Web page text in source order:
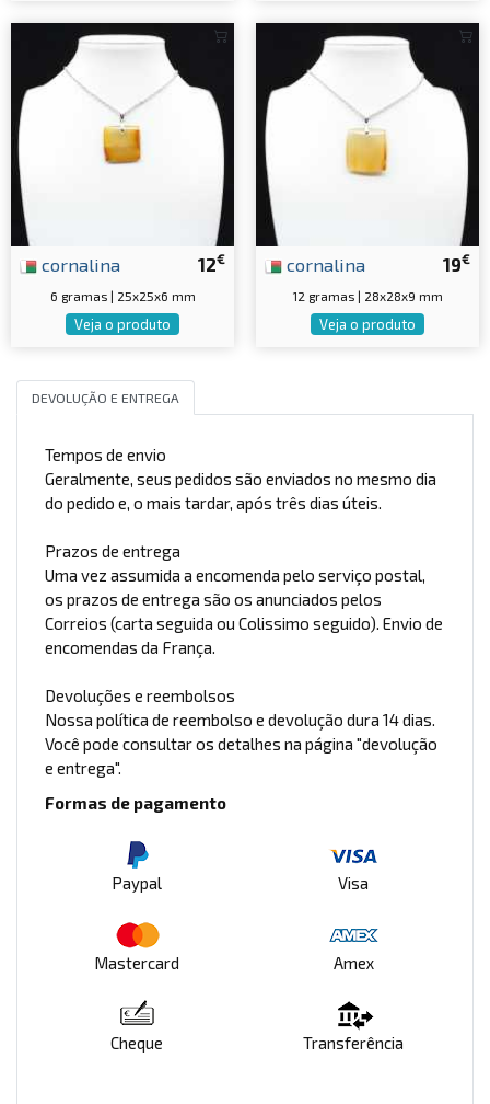
12€
cornalina
6 gramas | 25x25x6 mm
Veja o produto
19€
cornalina
12 gramas | 28x28x9 mm
Veja o produto
DEVOLUÇÃO E ENTREGA
Tempos de envio
Geralmente, seus pedidos são enviados no mesmo dia
do pedido e, o mais tardar, após três dias úteis.
Prazos de entrega
Uma vez assumida a encomenda pelo serviço postal,
os prazos de entrega são os anunciados pelos
Correios (carta seguida ou Colissimo seguido). Envio de
encomendas da França.
Devoluções e reembolsos
Nossa política de reembolso e devolução dura 14 dias.
Você pode consultar os detalhes na página "devolução
e entrega".
Formas de pagamento
Paypal Visa
Mastercard Amex
Cheque Transferência